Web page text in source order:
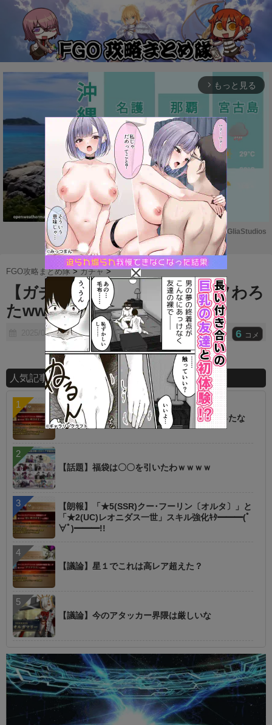
arrow_forward_ios もっと見る
M
u
t
e
Powered by GliaStudios
FGO攻略まとめ隊 >ガチャ >
【ガチャ】爆死動画見てクッソわろ
たwwwwww
2025/02/11 6 コメ
人気記事ランキング
【朗報】オルタニキは欲しいもの全部もらったな
【話題】福袋は〇〇を引いたわｗｗｗｗ
【朗報】「★5(SSR)クー･フーリン〔オルタ〕」と
「★2(UC)レオニダス一世」スキル強化ｷﾀ━━━(ﾟ
∀ﾟ)━━━!!
【議論】星１でこれは高レア超えた？
【議論】今のアタッカー界隈は厳しいな